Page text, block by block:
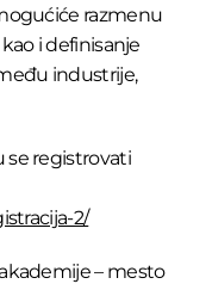
razmenu
i definisanje
industrije,
se registrovati
2/
– mesto